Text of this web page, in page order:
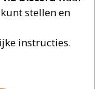
stellen en
instructies.